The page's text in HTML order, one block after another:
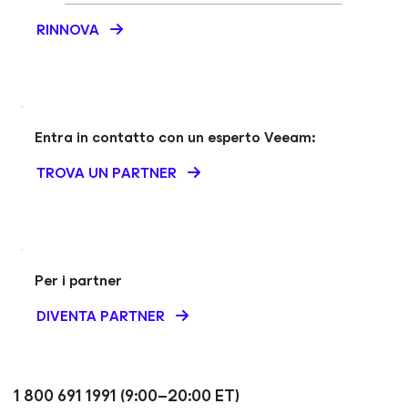
RINNOVA
Entra in contatto con un esperto Veeam:
TROVA UN PARTNER
Per i partner
DIVENTA PARTNER
1 800 691 1991 (9:00–20:00 ET)